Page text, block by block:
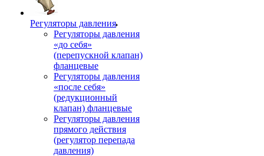
Регуляторы давления
Регуляторы давления
«до себя»
(перепускной клапан)
фланцевые
Регуляторы давления
«после себя»
(редукционный
клапан) фланцевые
Регуляторы давления
прямого действия
(регулятор перепада
давления)